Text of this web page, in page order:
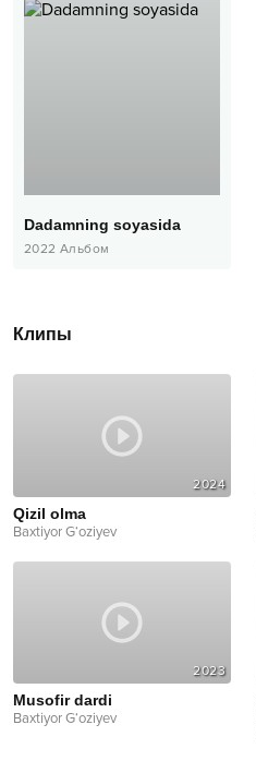
Dadamning soyasida
2022 Альбом
Клипы
2024
Qizil olma
Baxtiyor G‘oziyev
2023
Musofir dardi
Baxtiyor G‘oziyev